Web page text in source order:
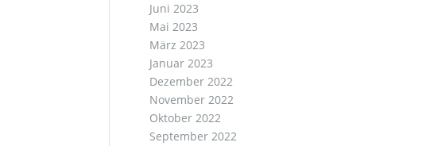
Juni 2023
Mai 2023
März 2023
Januar 2023
Dezember 2022
November 2022
Oktober 2022
September 2022